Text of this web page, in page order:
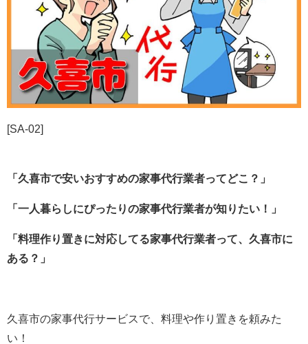
[SA-02]
「久喜市で安いおすすめの家事代行業者ってどこ？」
「一人暮らしにぴったりの家事代行業者が知りたい！」
「料理作り置きに対応してる家事代行業者って、久喜市に
ある？」
久喜市の家事代行サービスで、料理や作り置きを頼みた
い！